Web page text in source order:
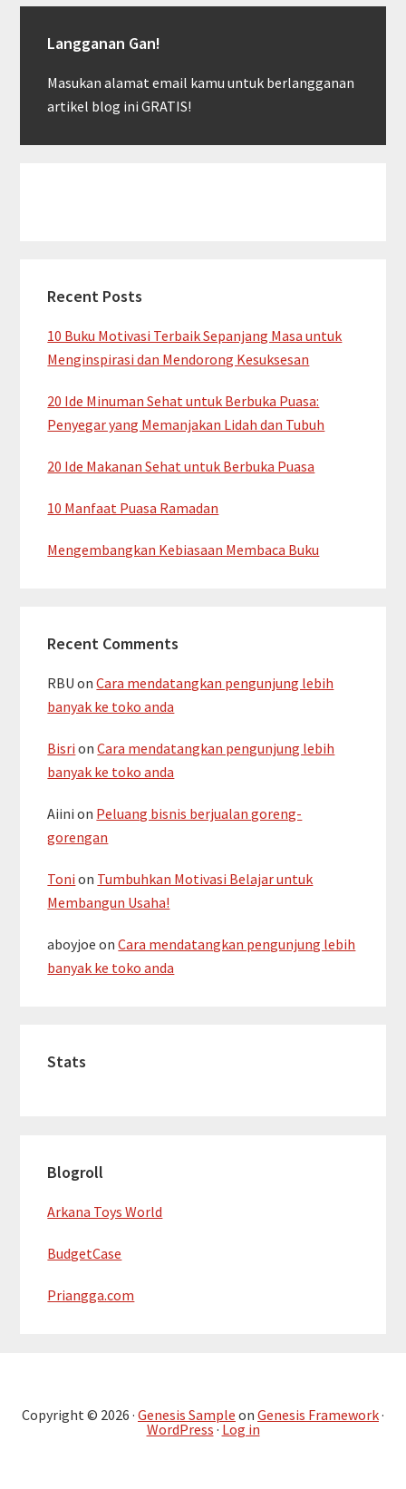
Langganan Gan!
Masukan alamat email kamu untuk berlangganan
artikel blog ini GRATIS!
Recent Posts
10 Buku Motivasi Terbaik Sepanjang Masa untuk
Menginspirasi dan Mendorong Kesuksesan
20 Ide Minuman Sehat untuk Berbuka Puasa:
Penyegar yang Memanjakan Lidah dan Tubuh
20 Ide Makanan Sehat untuk Berbuka Puasa
10 Manfaat Puasa Ramadan
Mengembangkan Kebiasaan Membaca Buku
Recent Comments
RBU onCara mendatangkan pengunjung lebih
banyak ke toko anda
Bisri onCara mendatangkan pengunjung lebih
banyak ke toko anda
Aiini on Peluang bisnis berjualan goreng-
gorengan
Toni on Tumbuhkan Motivasi Belajar untuk
Membangun Usaha!
aboyjoe onCara mendatangkan pengunjung lebih
banyak ke toko anda
Stats
Blogroll
Arkana Toys World
BudgetCase
Priangga.com
Copyright © 2026 · Genesis Sample on Genesis Framework·
WordPress · Log in